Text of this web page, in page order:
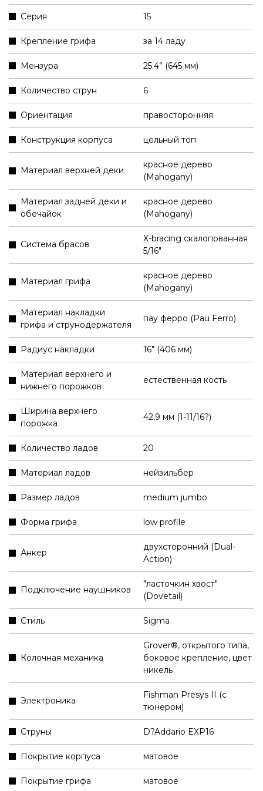
Серия 15
Крепление грифа за 14 ладу
Мензура 25.4” (645 мм)
Количество струн 6
Ориентация правосторонняя
Конструкция корпуса цельный топ
Материал верхней деки
красное дерево
(Mahogany)
Материал задней деки и
обечайок
красное дерево
(Mahogany)
Система брасов
X-bracing скалопованная
5/16"
Материал грифа
красное дерево
(Mahogany)
Материал накладки
грифа и струнодержателя
пау ферро (Pau Ferro)
Радиус накладки 16" (406 мм)
Материал верхнего и
нижнего порожков
естественная кость
Ширина верхнего
порожка
42,9 мм (1-11/16?)
Количество ладов 20
Материал ладов нейзильбер
Размер ладов medium jumbo
Форма грифа low profile
Анкер
двухсторонний (Dual-
Action)
Подключение наушников
"ласточкин хвост"
(Dovetail)
Стиль Sigma
Колочная механика
Grover®, открытого типа,
боковое крепление, цвет
никель
Электроника
Fishman Presys II (с
тюнером)
Струны D?Addario EXP16
Покрытие корпуса матовое
Покрытие грифа матовое